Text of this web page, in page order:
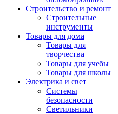
Строительство и ремонт
Строительные
инструменты
Товары для дома
Товары для
творчества
Товары для учебы
Товары для школы
Электрика и свет
Системы
безопасности
Светильники